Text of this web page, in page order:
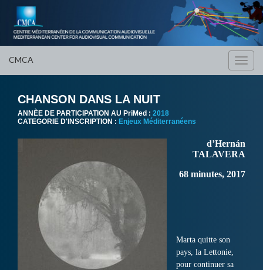
CMCA
CHANSON DANS LA NUIT
ANNÈE DE PARTICIPATION AU PriMed : 2018
CATEGORIE D'INSCRIPTION : Enjeux Méditerranéens
d’Hernán
TALAVERA
68 minutes, 2017
Marta quitte son
pays, la Lettonie,
pour continuer sa